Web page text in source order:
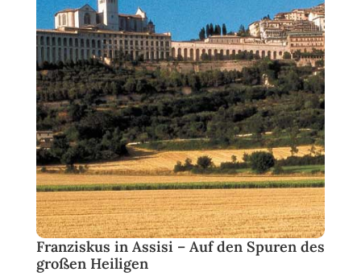
Franziskus in Assisi – Auf den Spuren des
großen Heiligen